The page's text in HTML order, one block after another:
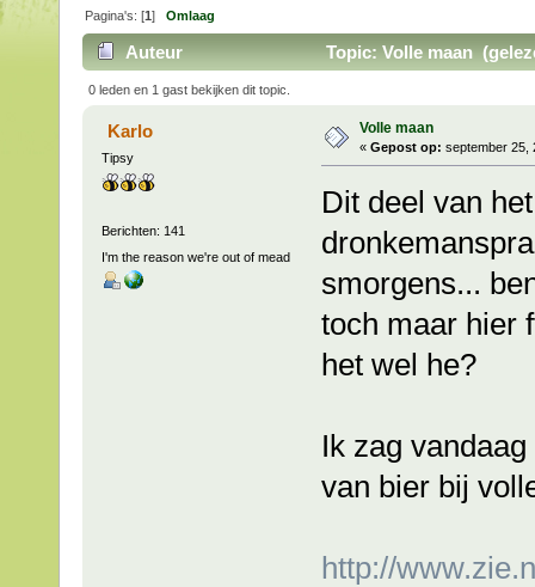
Pagina's: [1]Omlaag
Auteur Topic: Volle maan
0 leden en 1 gast bekijken dit topic.
Karlo
Tipsy
Berichten: 141
I'm the reason we're out of mead
Volle maan
« Gepost op: september 25,
Dit deel van
smorgens...
toch maar hier
het wel he?
Ik zag
van bier bij
http://